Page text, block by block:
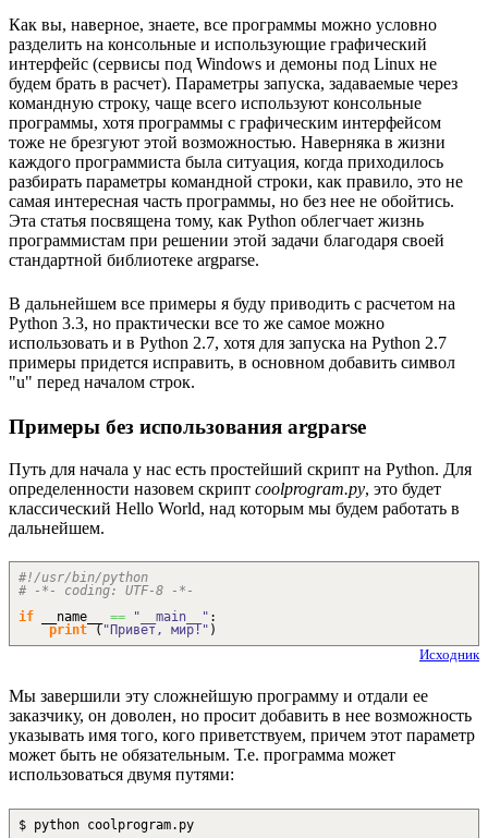
Как вы, наверное, знаете, все программы можно условно
разделить на консольные и использующие графический
интерфейс (сервисы под Windows и демоны под Linux не
будем брать в расчет). Параметры запуска, задаваемые через
командную строку, чаще всего используют консольные
программы, хотя программы с графическим интерфейсом
тоже не брезгуют этой возможностью. Наверняка в жизни
каждого программиста была ситуация, когда приходилось
разбирать параметры командной строки, как правило, это не
самая интересная часть программы, но без нее не обойтись.
Эта статья посвящена тому, как Python облегчает жизнь
программистам при решении этой задачи благодаря своей
стандартной библиотеке argparse.
В дальнейшем все примеры я буду приводить с расчетом на
Python 3.3, но практически все то же самое можно
использовать и в Python 2.7, хотя для запуска на Python 2.7
примеры придется исправить, в основном добавить символ
"u" перед началом строк.
Примеры без использования argparse
Путь для начала у нас есть простейший скрипт на Python. Для
определенности назовем скрипт coolprogram.py, это будет
классический Hello World, над которым мы будем работать в
дальнейшем.
#!/usr/bin/python
# -*- coding: UTF-8 -*-
if __name__ == "__main__" :
print
( "Привет, мир!" )
Исходник
Мы завершили эту сложнейшую программу и отдали ее
заказчику, он доволен, но просит добавить в нее возможность
указывать имя того, кого приветствуем, причем этот параметр
может быть не обязательным. Т.е. программа может
использоваться двумя путями:
$ python coolprogram.py